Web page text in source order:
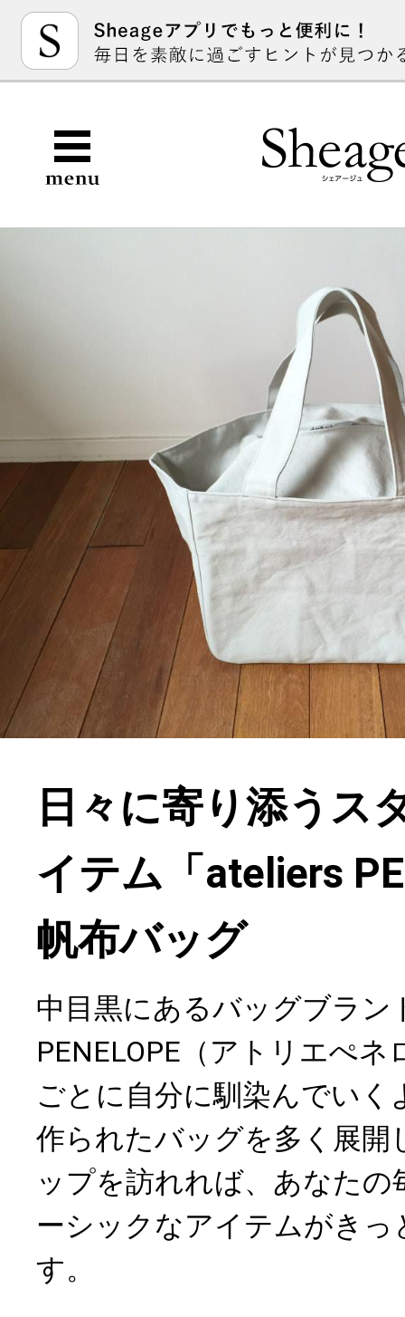
日々に寄り添うス
イテム「ateliers
帆布バッグ
中目黒にあるバッグブラン
PENELOPE（アトリエぺ
ごとに自分に馴染んでいく
作られたバッグを多く展開
ップを訪れれば、あなたの
ーシックなアイテムがき
す。